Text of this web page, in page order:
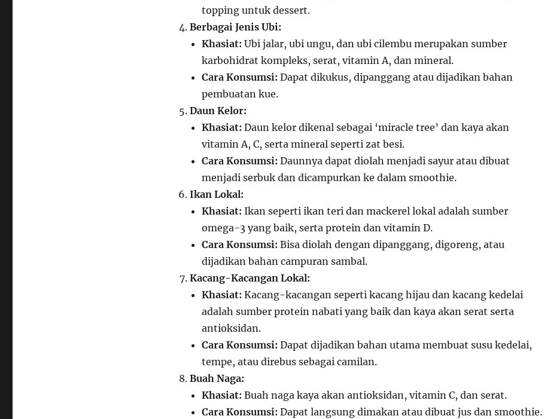
topping untuk dessert.
Berbagai Jenis Ubi:
Khasiat: Ubi jalar, ubi ungu, dan ubi cilembu merupakan sumber
karbohidrat kompleks, serat, vitamin A, dan mineral.
Cara Konsumsi: Dapat dikukus, dipanggang atau dijadikan bahan
pembuatan kue.
Daun Kelor:
Khasiat: Daun kelor dikenal sebagai ‘miracle tree’ dan kaya akan
vitamin A, C, serta mineral seperti zat besi.
Cara Konsumsi: Daunnya dapat diolah menjadi sayur atau dibuat
menjadi serbuk dan dicampurkan ke dalam smoothie.
Ikan Lokal:
Khasiat: Ikan seperti ikan teri dan mackerel lokal adalah sumber
omega-3 yang baik, serta protein dan vitamin D.
Cara Konsumsi: Bisa diolah dengan dipanggang, digoreng, atau
dijadikan bahan campuran sambal.
Kacang-Kacangan Lokal:
Khasiat: Kacang-kacangan seperti kacang hijau dan kacang kedelai
adalah sumber protein nabati yang baik dan kaya akan serat serta
antioksidan.
Cara Konsumsi: Dapat dijadikan bahan utama membuat susu kedelai,
tempe, atau direbus sebagai camilan.
Buah Naga:
Khasiat: Buah naga kaya akan antioksidan, vitamin C, dan serat.
Cara Konsumsi: Dapat langsung dimakan atau dibuat jus dan smoothie.